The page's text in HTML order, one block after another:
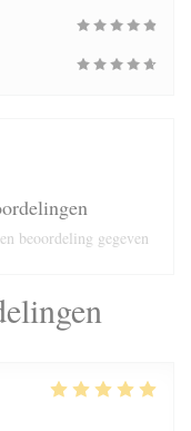
beoordeling gegeven